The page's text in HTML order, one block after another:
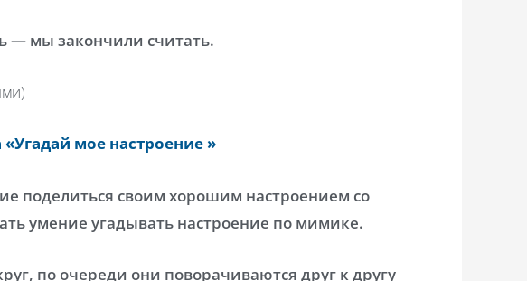
— мы закончили считать.
мое настроение »
поделиться своим хорошим настроением со
умение угадывать настроение по мимике.
по очереди они поворачиваются друг к другу